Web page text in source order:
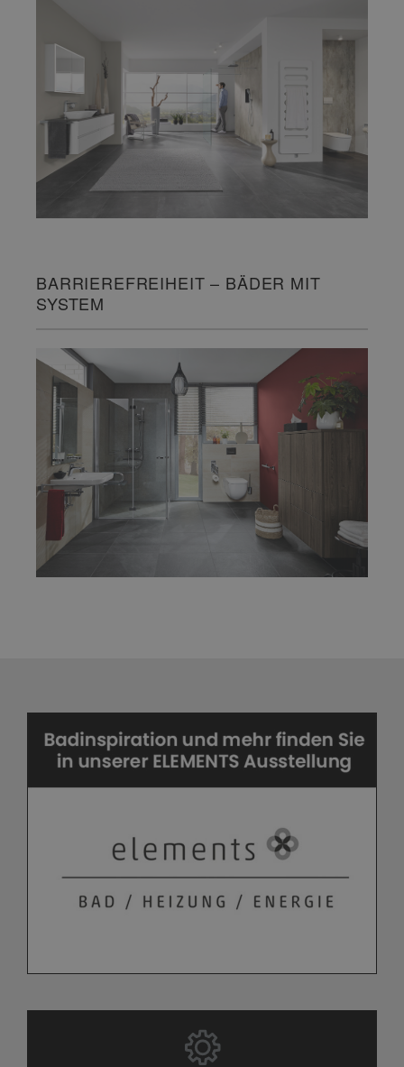
BARRIEREFREIHEIT – BÄDER MIT
SYSTEM